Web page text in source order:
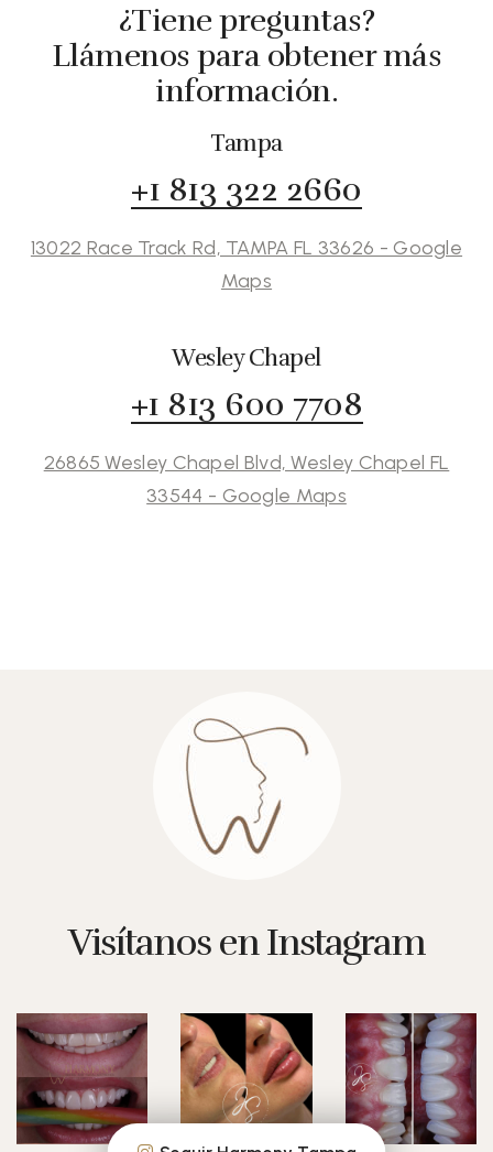
¿Tiene preguntas?
Llámenos para obtener más
información.
Tampa
+1 813 322 2660
13022 Race Track Rd, TAMPA FL 33626 - Google
Maps
Wesley Chapel
+1 813 600 7708
26865 Wesley Chapel Blvd, Wesley Chapel FL
33544 - Google Maps
Visítanos en Instagram